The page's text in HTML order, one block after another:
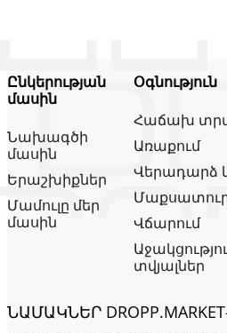
Ընկերության
մասին
Նախագծի
մասին
Երաշխիքներ
Մամուլը մեր
մասին
Օգնություն
Հաճախ
Առաքում
Վերադարձ
Վճարում
տվյալներ
ՆԱՄԱԿՆԵՐ